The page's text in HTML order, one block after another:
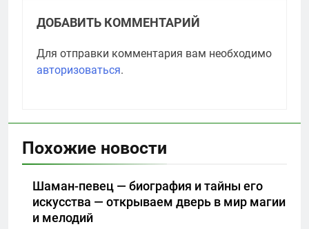
ДОБАВИТЬ КОММЕНТАРИЙ
Для отправки комментария вам необходимо
авторизоваться.
Похожие новости
Шаман-певец — биография и тайны его
искусства — открываем дверь в мир магии
и мелодий